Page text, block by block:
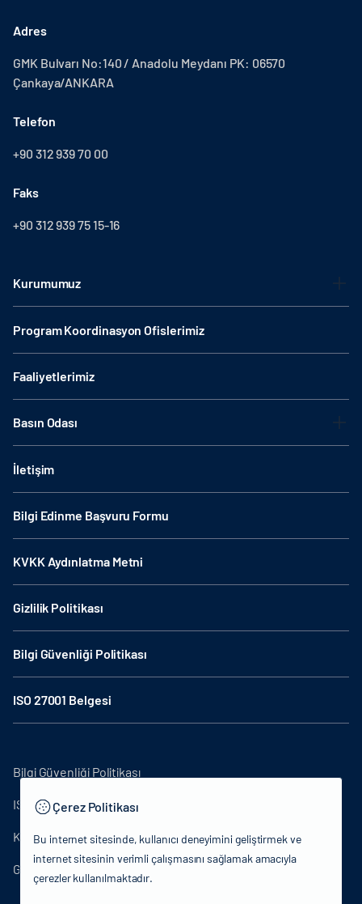
Adres
GMK Bulvarı No:140 / Anadolu Meydanı PK: 06570
Çankaya/ANKARA
Telefon
+90 312 939 70 00
Faks
+90 312 939 75 15-16
Kurumumuz
Program Koordinasyon Ofislerimiz
Faaliyetlerimiz
Basın Odası
İletişim
Bilgi Edinme Başvuru Formu
KVKK Aydınlatma Metni
Gizlilik Politikası
Bilgi Güvenliği Politikası
ISO 27001 Belgesi
Bilgi Güvenliği Politikası
ISO27001
KVKK Aydınlatma Metni
Gizlilik Politikası
Çerez Politikası
Bu internet sitesinde, kullanıcı deneyimini geliştirmek ve
internet sitesinin verimli çalışmasını sağlamak amacıyla
çerezler kullanılmaktadır.